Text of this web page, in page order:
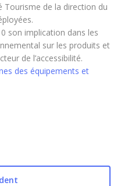
Tourisme de la direction du
son implication dans les
sur les produits et
de l’accessibilité.
des équipements et